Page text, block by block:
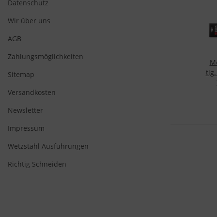
tlg.
Datenschutz
Wir über uns
AGB
Zahlungsmöglichkeiten
Sitemap
Versandkosten
Newsletter
Impressum
Wetzstahl Ausführungen
Richtig Schneiden